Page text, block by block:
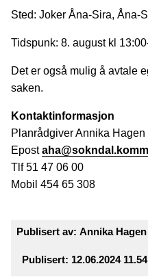
Sted: Joker Åna-Sira, Åna-
Tidspunk: 8. august kl
Det er også mulig å avtale
saken.
Kontaktinformasjon
Planrådgiver Annika Hagen
Epost
Tlf 51 47 06 00
Mobil 454 65 308
Publisert av Annika Hagen
Publisert 12.06.2024 11.54